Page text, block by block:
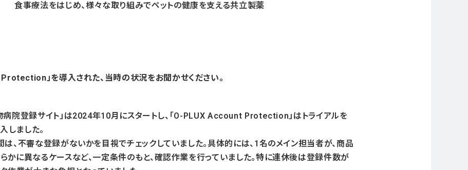
食事療法をはじめ、様々な取り組みでペットの健康を支える共立製薬
」を導入された、当時の状況をお聞かせください。
院登録サイト」は2024年10月にスタートし、「O-PLUX Account Protection」はトライアルを
しました。
、不審な登録がないかを目視でチェックしていました。具体的には、1名のメイン担当者が、商品
かに異なるケースなど、一定条件のもと、確認作業を行っていました。特に連休後は登録件数が